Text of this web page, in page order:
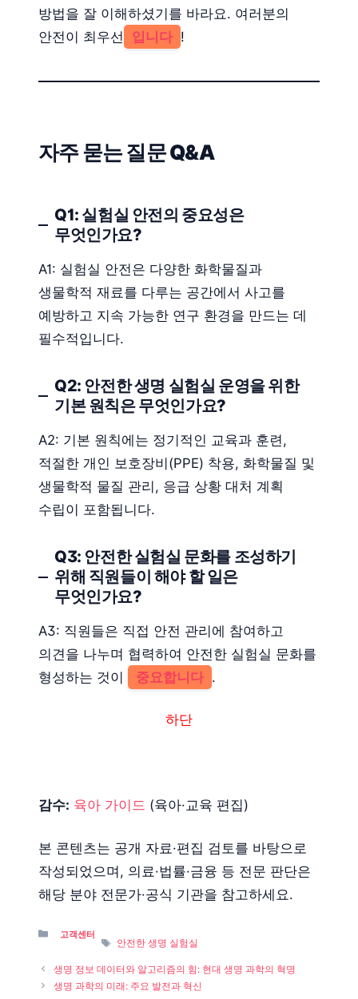
방법을 잘 이해하셨기를 바라요. 여러분의
안전이 최우선
입니다 !
자주 묻는 질문 Q&A
Q1: 실험실 안전의 중요성은
무엇인가요?
A1: 실험실 안전은 다양한 화학물질과
생물학적 재료를 다루는 공간에서 사고를
예방하고 지속 가능한 연구 환경을 만드는 데
필수적입니다.
Q2: 안전한 생명 실험실 운영을 위한
기본 원칙은 무엇인가요?
A2: 기본 원칙에는 정기적인 교육과 훈련,
적절한 개인 보호장비(PPE) 착용, 화학물질 및
생물학적 물질 관리, 응급 상황 대처 계획
수립이 포함됩니다.
Q3: 안전한 실험실 문화를 조성하기
위해 직원들이 해야 할 일은
무엇인가요?
A3: 직원들은 직접 안전 관리에 참여하고
의견을 나누며 협력하여 안전한 실험실 문화를
형성하는 것이
중요합니다 .
하단
감수: 육아 가이드 (육아·교육 편집)
본 콘텐츠는 공개 자료·편집 검토를 바탕으로
작성되었으며, 의료·법률·금융 등 전문 판단은
해당 분야 전문가·공식 기관을 참고하세요.
Categories
고객센터
Tags
안전한 생명 실험실
생명 정보 데이터와 알고리즘의 힘: 현대 생명 과학의 혁명
생명 과학의 미래: 주요 발전과 혁신